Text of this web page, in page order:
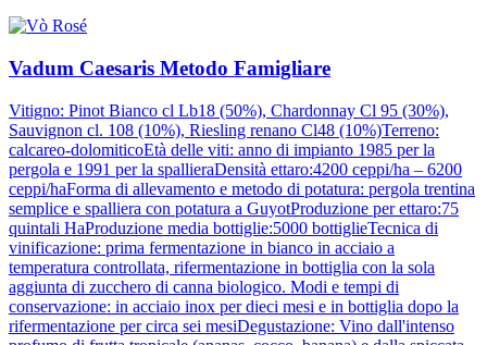
Vadum Caesaris Metodo Famigliare
Vitigno: Pinot Bianco cl Lb18 (50%), Chardonnay Cl 95 (30%),
Sauvignon cl. 108 (10%), Riesling renano Cl48 (10%)Terreno:
calcareo-dolomiticoEtà delle viti: anno di impianto 1985 per la
pergola e 1991 per la spallieraDensità ettaro:4200 ceppi/ha – 6200
ceppi/haForma di allevamento e metodo di potatura: pergola trentina
semplice e spalliera con potatura a GuyotProduzione per ettaro:75
quintali HaProduzione media bottiglie:5000 bottiglieTecnica di
vinificazione: prima fermentazione in bianco in acciaio a
temperatura controllata, rifermentazione in bottiglia con la sola
aggiunta di zucchero di canna biologico. Modi e tempi di
conservazione: in acciaio inox per dieci mesi e in bottiglia dopo la
rifermentazione per circa sei mesiDegustazione: Vino dall'intenso